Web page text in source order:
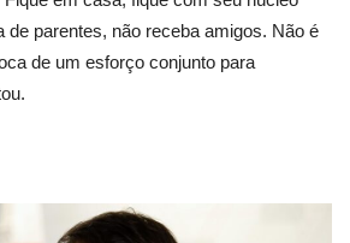
de parentes, não receba amigos. Não é
de um esforço conjunto para